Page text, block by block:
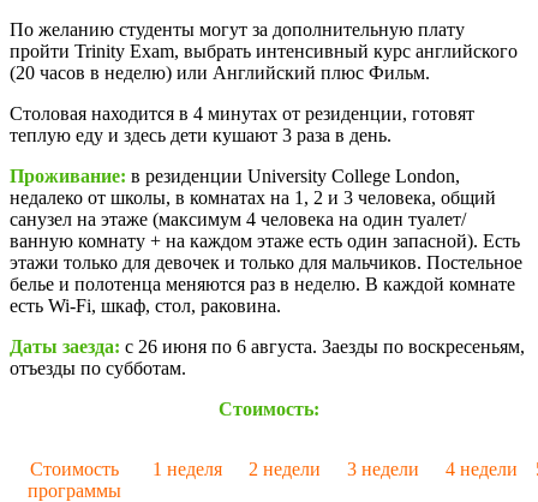
По желанию студенты могут за дополнительную плату
пройти Trinity Exam, выбрать интенсивный курс английского
(20 часов в неделю) или Английский плюс Фильм.
Столовая находится в 4 минутах от резиденции, готовят
теплую еду и здесь дети кушают 3 раза в день.
Проживание: в резиденции University College London,
недалеко от школы, в комнатах на 1, 2 и 3 человека, общий
санузел на этаже (максимум 4 человека на один туалет/
ванную комнату + на каждом этаже есть один запасной). Есть
этажи только для девочек и только для мальчиков. Постельное
белье и полотенца меняются раз в неделю. В каждой комнате
есть Wi-Fi, шкаф, стол, раковина.
Даты заезда: с 26 июня по 6 августа. Заезды по воскресеньям,
отъезды по субботам.
Стоимость:
Стоимость
программы
1 неделя 2 недели 3 недели 4 недели